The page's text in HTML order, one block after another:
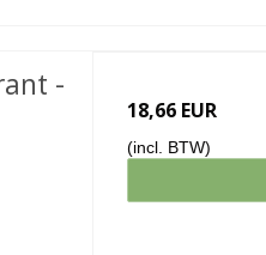
-
18,66 EUR
(incl. BTW)